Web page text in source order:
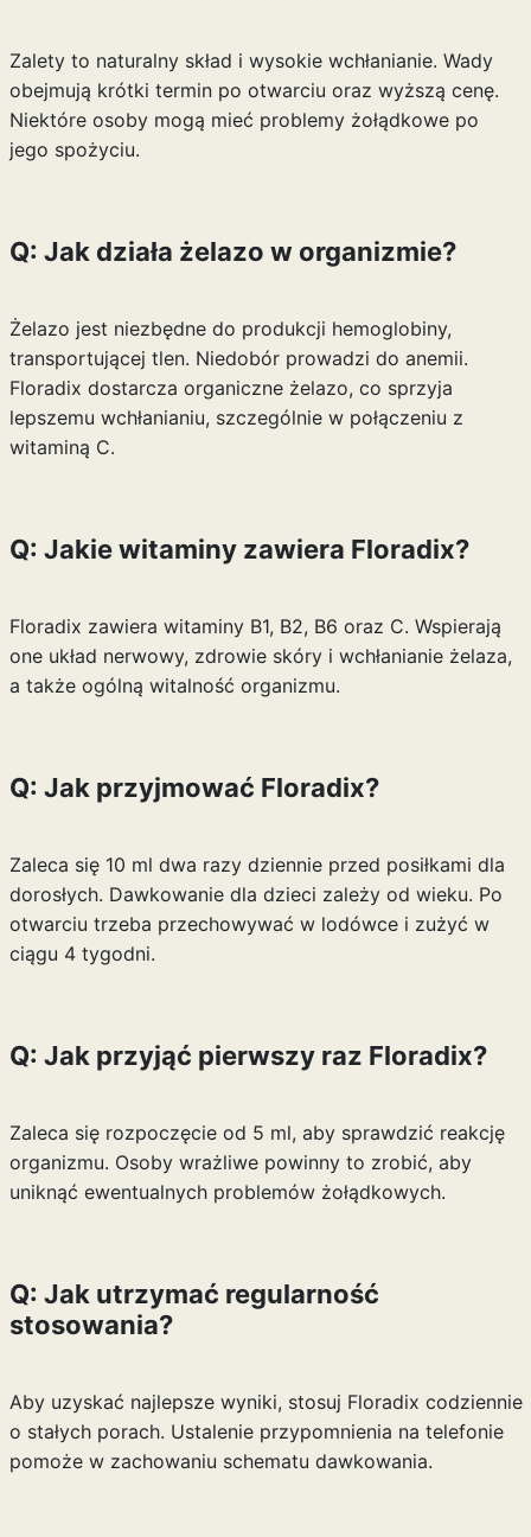
Zalety to naturalny skład i wysokie wchłanianie. Wady
obejmują krótki termin po otwarciu oraz wyższą cenę.
Niektóre osoby mogą mieć problemy żołądkowe po
jego spożyciu.
Q: Jak działa żelazo w organizmie?
Żelazo jest niezbędne do produkcji hemoglobiny,
transportującej tlen. Niedobór prowadzi do anemii.
Floradix dostarcza organiczne żelazo, co sprzyja
lepszemu wchłanianiu, szczególnie w połączeniu z
witaminą C.
Q: Jakie witaminy zawiera Floradix?
Floradix zawiera witaminy B1, B2, B6 oraz C. Wspierają
one układ nerwowy, zdrowie skóry i wchłanianie żelaza,
a także ogólną witalność organizmu.
Q: Jak przyjmować Floradix?
Zaleca się 10 ml dwa razy dziennie przed posiłkami dla
dorosłych. Dawkowanie dla dzieci zależy od wieku. Po
otwarciu trzeba przechowywać w lodówce i zużyć w
ciągu 4 tygodni.
Q: Jak przyjąć pierwszy raz Floradix?
Zaleca się rozpoczęcie od 5 ml, aby sprawdzić reakcję
organizmu. Osoby wrażliwe powinny to zrobić, aby
uniknąć ewentualnych problemów żołądkowych.
Q: Jak utrzymać regularność
stosowania?
Aby uzyskać najlepsze wyniki, stosuj Floradix codziennie
o stałych porach. Ustalenie przypomnienia na telefonie
pomoże w zachowaniu schematu dawkowania.